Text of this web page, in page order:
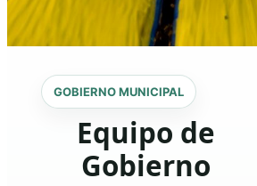
GOBIERNO MUNICIPAL
Equipo de
Gobierno